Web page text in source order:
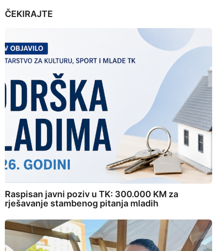
ČEKIRAJTE
Raspisan javni poziv u TK: 300.000 KM za
rješavanje stambenog pitanja mladih